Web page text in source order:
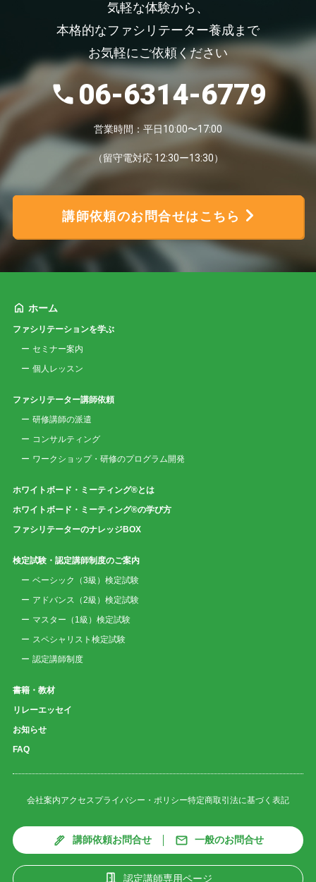
気軽な体験から、
本格的なファシリテーター養成まで
お気軽にご依頼ください
06-6314-6779
営業時間：平日10:00〜17:00
（留守電対応 12:30ー13:30）
講師依頼のお問合せはこちら
ホーム
ファシリテーションを学ぶ
セミナー案内
個人レッスン
ファシリテーター講師依頼
研修講師の派遣
コンサルティング
ワークショップ・研修のプログラム開発
ホワイトボード・ミーティング®とは
ホワイトボード・ミーティング®の学び方
ファシリテーターのナレッジBOX
検定試験・認定講師制度のご案内
ベーシック（3級）検定試験
アドバンス（2級）検定試験
マスター（1級）検定試験
スペシャリスト検定試験
認定講師制度
書籍・教材
リレーエッセイ
お知らせ
FAQ
会社案内アクセスプライバシー・ポリシー特定商取引法に基づく表記
講師依頼お問合せ 一般のお問合せ
認定講師専用ページ